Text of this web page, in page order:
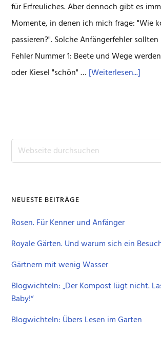
für Erfreuliches. Aber dennoch gibt es
Momente, in denen ich mich frage: "Wie
passieren?". Solche Anfängerfehler
Fehler Nummer 1: Beete und Wege
oder Kiesel "schön" … [Weiterlesen...]
beim
Seitenspalte
Webseite
durchsuchen
NEUESTE BEITRÄGE
Rosen. Für Kenner und Anfänger
Royale Gärten. Und warum sich ein
Gärtnern mit wenig Wasser
Blogwichteln: „Der Kompost lügt nicht.
Baby!“
Blogwichteln: Übers Lesen im Garten